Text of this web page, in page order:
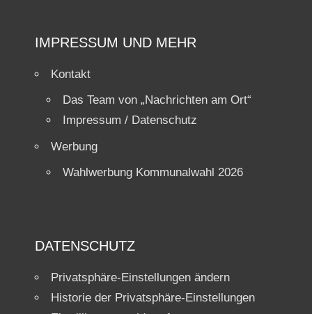
IMPRESSUM UND MEHR
Kontakt
Das Team von „Nachrichten am Ort“
Impressum / Datenschutz
Werbung
Wahlwerbung Kommunalwahl 2026
DATENSCHUTZ
Privatsphäre-Einstellungen ändern
Historie der Privatsphäre-Einstellungen